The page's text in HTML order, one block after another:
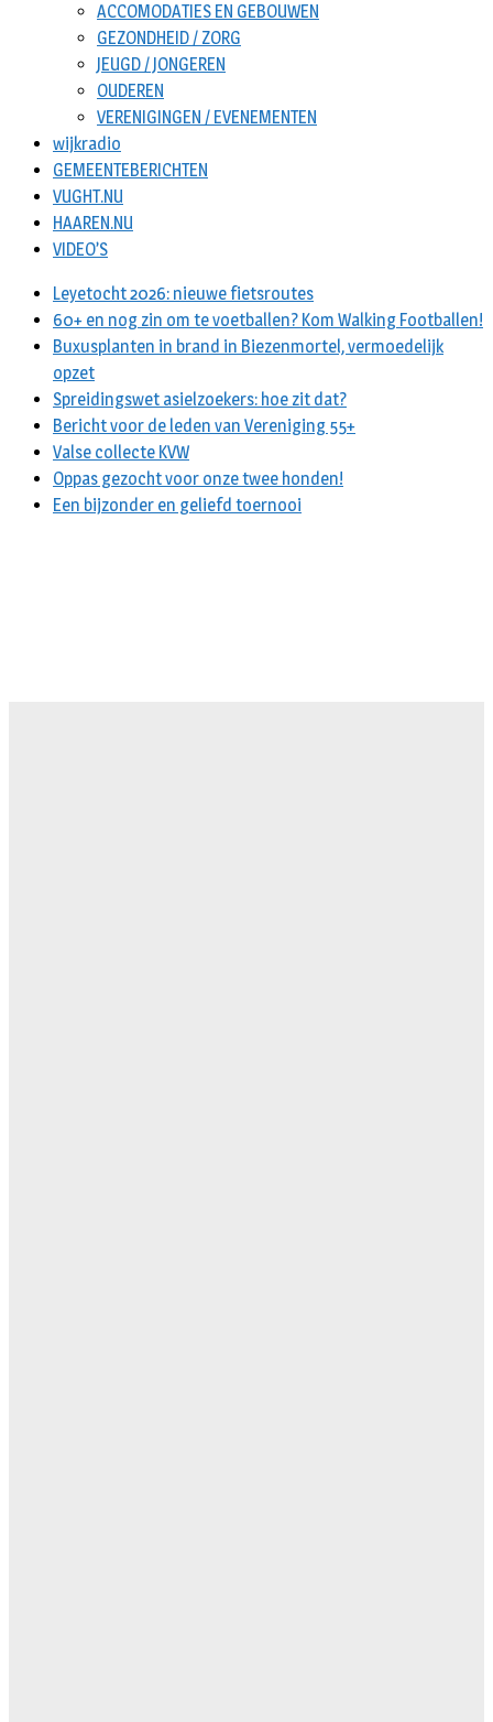
ACCOMODATIES EN GEBOUWEN
GEZONDHEID / ZORG
JEUGD / JONGEREN
OUDEREN
VERENIGINGEN / EVENEMENTEN
wijkradio
GEMEENTEBERICHTEN
VUGHT.NU
HAAREN.NU
VIDEO’S
Leyetocht 2026: nieuwe fietsroutes
60+ en nog zin om te voetballen? Kom Walking Footballen!
Buxusplanten in brand in Biezenmortel, vermoedelijk
opzet
Spreidingswet asielzoekers: hoe zit dat?
Bericht voor de leden van Vereniging 55+
Valse collecte KVW
Oppas gezocht voor onze twee honden!
Een bijzonder en geliefd toernooi